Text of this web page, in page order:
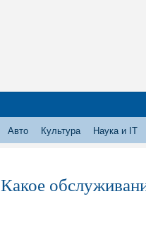
Авто Культура Наука и IT
Какое